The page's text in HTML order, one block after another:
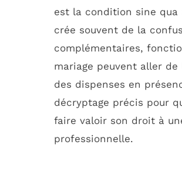
est la condition sine qua
crée souvent de la
complémentaires,
mariage peuvent aller de
des dispenses en
décryptage précis pour
faire valoir son droit à
professionnelle.